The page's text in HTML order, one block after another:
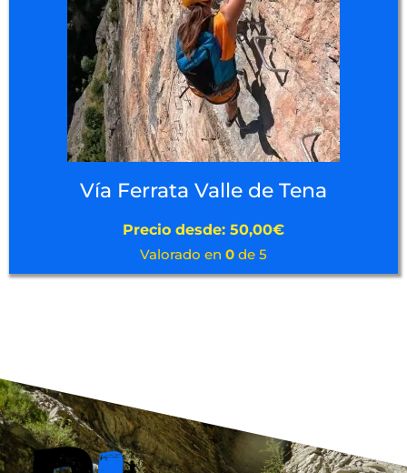
Vía Ferrata Valle de Tena
Precio desde: 50,00€
Valorado en 0 de 5